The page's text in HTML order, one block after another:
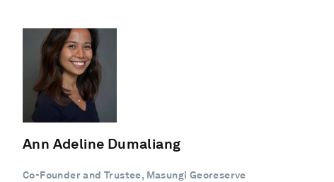
Ann Adeline Dumaliang
Co-Founder and Trustee, Masungi Georeserve